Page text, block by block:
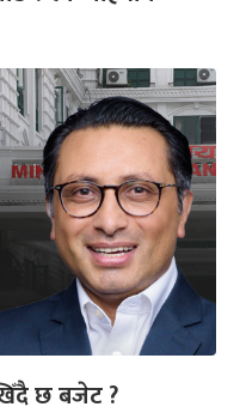
छ बजेट ?